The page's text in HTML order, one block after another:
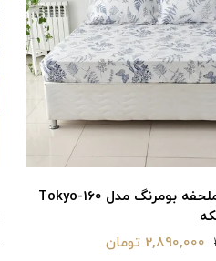
سرویس ملحفه بومرنگ مدل aftab-90
1,824,000 تومان